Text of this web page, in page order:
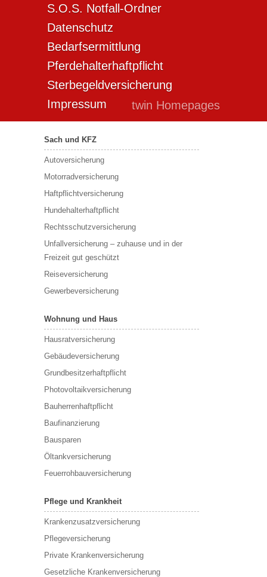
S.O.S. Notfall-Ordner
Datenschutz
Bedarfsermittlung
Pferdehalterhaftpflicht
Sterbegeldversicherung
Impressum
twin Homepages
Sach und KFZ
Autoversicherung
Motorradversicherung
Haftpflichtversicherung
Hundehalterhaftpflicht
Rechtsschutzversicherung
Unfallversicherung – zuhause und in der
Freizeit gut geschützt
Reiseversicherung
Gewerbeversicherung
Wohnung und Haus
Hausratversicherung
Gebäudeversicherung
Grundbesitzerhaftpflicht
Photovoltaikversicherung
Bauherrenhaftpflicht
Baufinanzierung
Bausparen
Öltankversicherung
Feuerrohbauversicherung
Pflege und Krankheit
Krankenzusatzversicherung
Pflegeversicherung
Private Krankenversicherung
Gesetzliche Krankenversicherung